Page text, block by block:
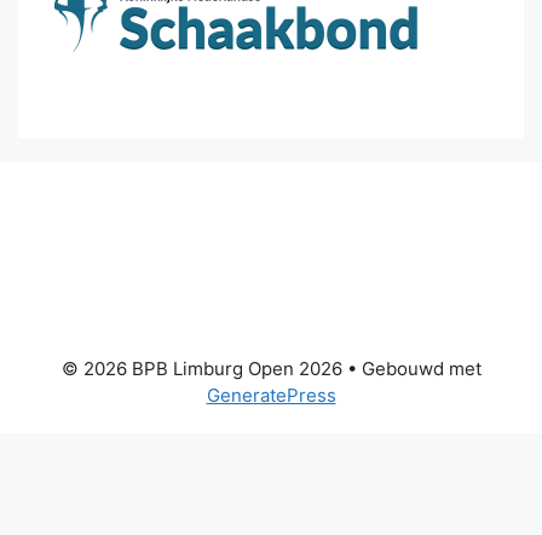
© 2026 BPB Limburg Open 2026• Gebouwd met
GeneratePress